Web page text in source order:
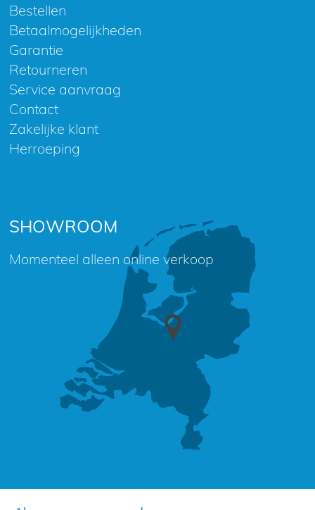
Bestellen
Betaalmogelijkheden
Garantie
Retourneren
Service aanvraag
Contact
Zakelijke klant
Herroeping
SHOWROOM
Momenteel alleen online verkoop